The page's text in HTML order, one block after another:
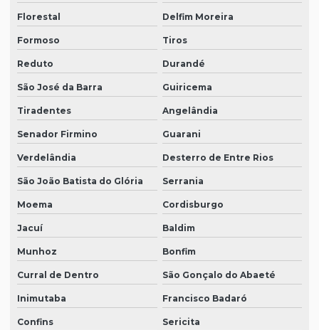
Florestal Delfim Moreira
Formoso Tiros
Reduto Durandé
São José da Barra Guiricema
Tiradentes Angelândia
Senador Firmino Guarani
Verdelândia Desterro de Entre Rios
São João Batista do Glória Serrania
Moema Cordisburgo
Jacuí Baldim
Munhoz Bonfim
Curral de Dentro São Gonçalo do Abaeté
Inimutaba Francisco Badaró
Confins Sericita